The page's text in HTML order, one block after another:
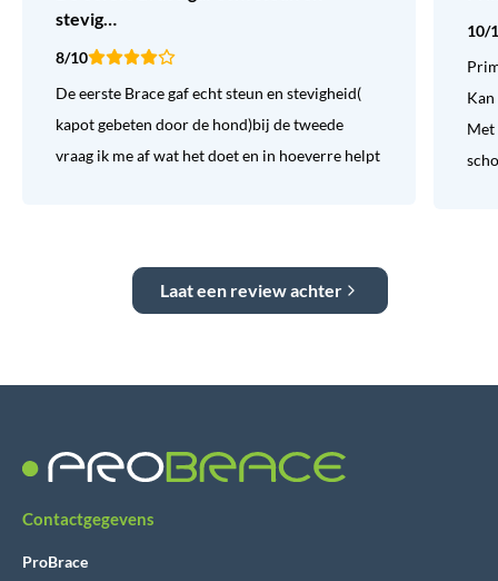
stevig…
8/10
De eerste Brace gaf echt steun en stevigheid(
kapot gebeten door de hond)bij de tweede
vraag ik me af wat het doet en in hoeverre helpt
10/
Met
Laat een review achter
Contactgegevens
ProBrace